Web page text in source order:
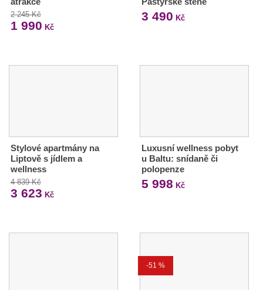
2 245 Kč
1 990 Kč
3 490 Kč
Stylové apartmány na
Liptově s jídlem a
wellness
4 839 Kč
3 623 Kč
Luxusní wellness pobyt
u Baltu: snídaně či
polopenze
5 998 Kč
-51 %